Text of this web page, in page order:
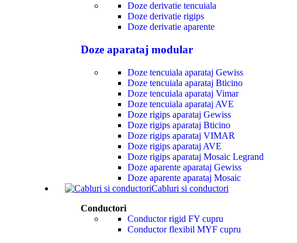
Doze derivatie tencuiala
Doze derivatie rigips
Doze derivatie aparente
Doze aparataj modular
Doze tencuiala aparataj Gewiss
Doze tencuiala aparataj Bticino
Doze tencuiala aparataj Vimar
Doze tencuiala aparataj AVE
Doze rigips aparataj Gewiss
Doze rigips aparataj Bticino
Doze rigips aparataj VIMAR
Doze rigips aparataj AVE
Doze rigips aparataj Mosaic Legrand
Doze aparente aparataj Gewiss
Doze aparente aparataj Mosaic
Cabluri si conductori
Conductori
Conductor rigid FY cupru
Conductor flexibil MYF cupru